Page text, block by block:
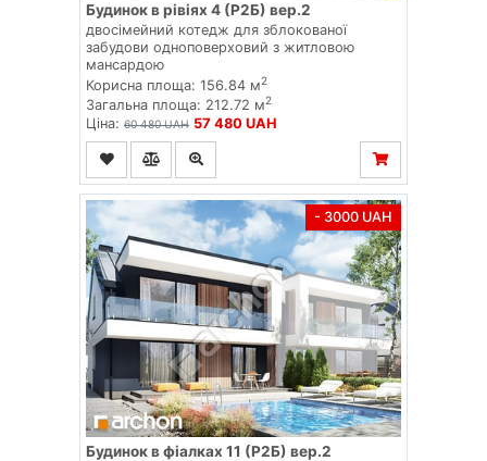
Будинок в рівіях 4 (Р2Б) вер.2
двосімейний котедж для зблокованої
забудови одноповерховий з житловою
мансардою
Корисна площа: 156.84 м2
Загальна площа: 212.72 м2
Ціна: 60 480 UAH 57 480 UAH
- 3000 UAH
Будинок в фіалках 11 (Р2Б) вер.2